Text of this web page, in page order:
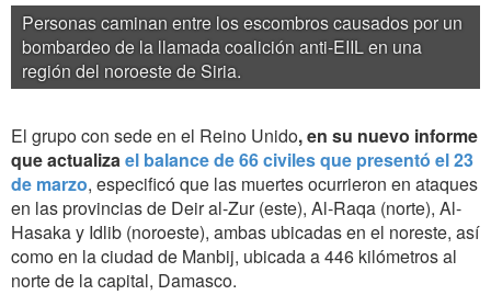
Personas caminan entre los escombros causados por un
bombardeo de la llamada coalición anti-EIIL en una
región del noroeste de Siria.
El grupo con sede en el Reino Unido, en su nuevo informe
que actualizael balance de 66 civiles que presentó el 23
de marzo, especificó que las muertes ocurrieron en ataques
en las provincias de Deir al-Zur (este), Al-Raqa (norte), Al-
Hasaka y Idlib (noroeste), ambas ubicadas en el noreste, así
como en la ciudad de Manbij, ubicada a 446 kilómetros al
norte de la capital, Damasco.